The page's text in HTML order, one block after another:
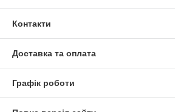
Контакти
Доставка та оплата
Графік роботи